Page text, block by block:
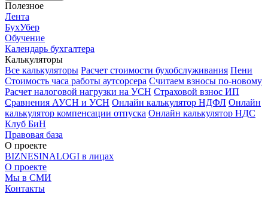
Полезное
Лента
БухУбер
Обучение
Календарь бухгалтера
Калькуляторы
Все калькуляторы Расчет стоимости бухобслуживания Пени
Стоимость часа работы аутсорсера Считаем взносы по-новому
Расчет налоговой нагрузки на УСН Страховой взнос ИП
Сравнения АУСН и УСН Онлайн калькулятор НДФЛ Онлайн
калькулятор компенсации отпуска Онлайн калькулятор НДС
Клуб БиН
Правовая база
О проекте
BIZNESINALOGI в лицах
О проекте
Мы в СМИ
Контакты